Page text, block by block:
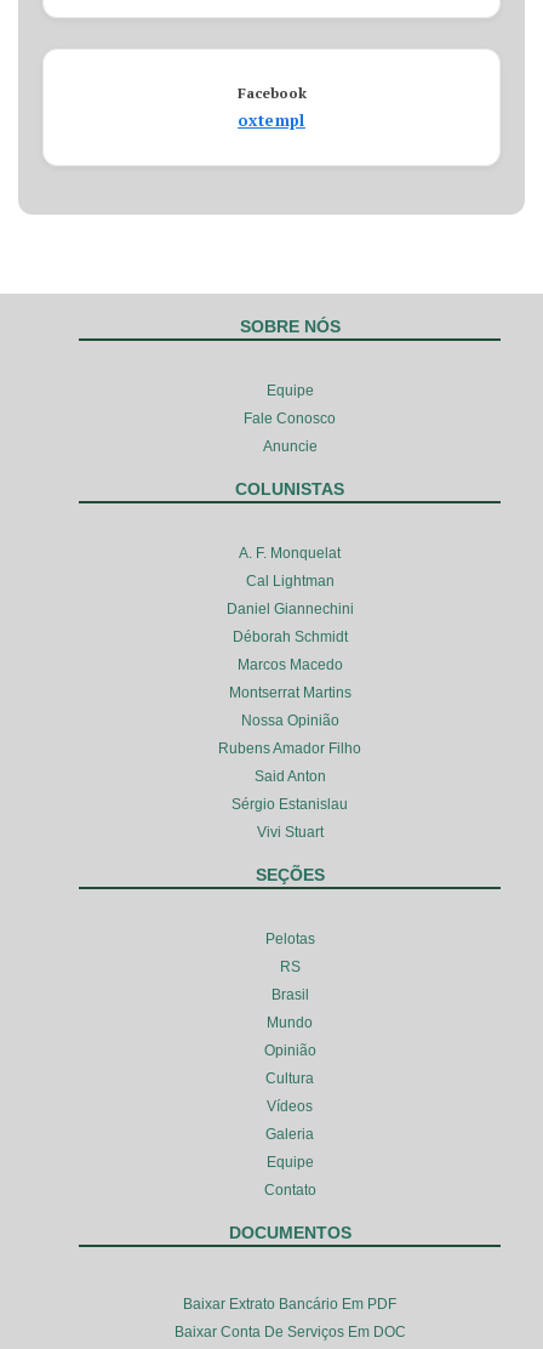
Facebook
oxtempl
SOBRE NÓS
Equipe
Fale Conosco
Anuncie
COLUNISTAS
A. F. Monquelat
Cal Lightman
Daniel Giannechini
Déborah Schmidt
Marcos Macedo
Montserrat Martins
Nossa Opinião
Rubens Amador Filho
Said Anton
Sérgio Estanislau
Vivi Stuart
SEÇÕES
Pelotas
RS
Brasil
Mundo
Opinião
Cultura
Vídeos
Galeria
Equipe
Contato
DOCUMENTOS
Baixar Extrato Bancário Em PDF
Baixar Conta De Serviços Em DOC